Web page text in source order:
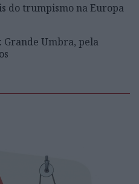
do trumpismo na Europa
Umbra, pela